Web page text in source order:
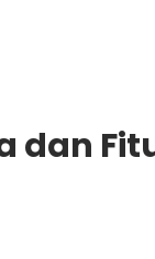
dan